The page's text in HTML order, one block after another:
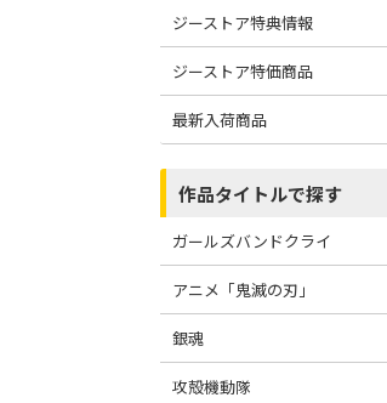
ジーストア特典情報
ジーストア特価商品
最新入荷商品
作品タイトルで探す
ガールズバンドクライ
アニメ「鬼滅の刃」
銀魂
攻殻機動隊